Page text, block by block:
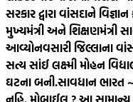
સરકાર દ્વારા વાંસદાને
મુખ્યમંત્રી અને શિક્ષણમંત્રી
આવ્યોનવસારી જિલ્લાના
સત્ય સાંઈ લક્ષ્મી મોહન
ઘટના બની.સાવધાન ભારત